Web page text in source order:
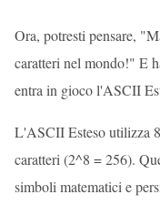
Ora, potresti pensare,
caratteri nel mondo!" E
entra in gioco l'ASCII
L'ASCII Esteso utilizza
caratteri (2^8 = 256).
simboli matematici e